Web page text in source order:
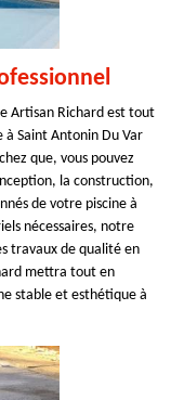
Artisan Richard est tout
à Saint Antonin Du Var
que, vous pouvez
la construction,
de votre piscine à
nécessaires, notre
travaux de qualité en
mettra tout en
stable et esthétique à